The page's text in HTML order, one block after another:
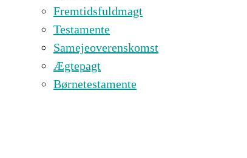
Fremtidsfuldmagt
Testamente
Samejeoverenskomst
Ægtepagt
Børnetestamente